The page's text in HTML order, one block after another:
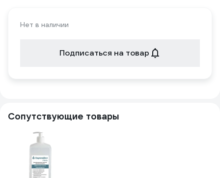
Нет в наличии
Подписаться на товар
Сопутствующие товары